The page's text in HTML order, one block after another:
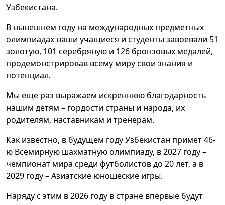
Узбекистана.
В нынешнем году на международных предметных
олимпиадах наши учащиеся и студенты завоевали 51
золотую, 101 серебряную и 126 бронзовых медалей,
продемонстрировав всему миру свои знания и
потенциал.
Мы еще раз выражаем искреннюю благодарность
нашим детям – гордости страны и народа, их
родителям, наставникам и тренерам.
Как известно, в будущем году Узбекистан примет 46-
ю Всемирную шахматную олимпиаду, в 2027 году –
чемпионат мира среди футболистов до 20 лет, а в
2029 году – Азиатские юношеские игры.
Наряду с этим в 2026 году в стране впервые будут